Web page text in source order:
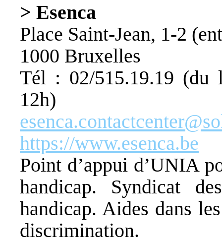
> Esenca
Place Saint-Jean, 1-2
1000 Bruxelles
Tél : 02/515.19.19 (du
12h)
https://www.esenca.be
Point d’appui d’UNIA
handicap. Syndicat
handicap. Aides dans
discrimination.